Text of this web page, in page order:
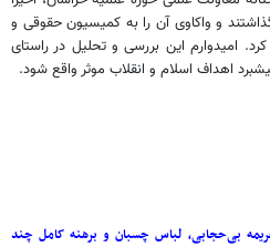
و واکاوی آن را به کمیسیون حقوقی و
امیدوارم این بررسی و تحلیل در راستای
اهداف اسلام و انقلاب موثر واقع شود.
بی‌حجابی، لباس‌ چسبان و برهنه کامل چند